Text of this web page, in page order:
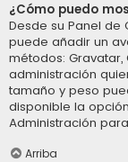
¿Cómo puedo
Desde su Panel de
puede añadir un
métodos: Gravatar,
administración
tamaño y peso
disponible la
Administración
Arriba